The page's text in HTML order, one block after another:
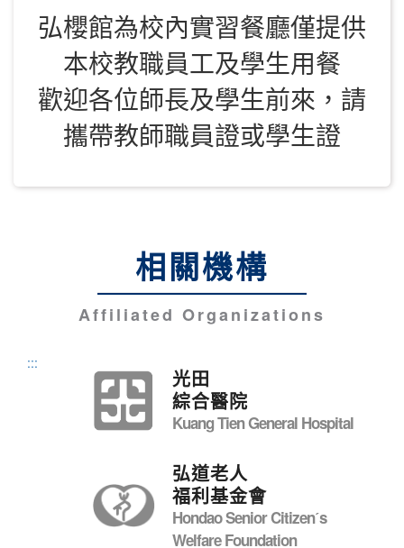
弘櫻館為校內實習餐廳僅提供
本校教職員工及學生用餐
歡迎各位師長及學生前來，請
攜帶教師職員證或學生證
相關機構
Affiliated Organizations
:::
光田
綜合醫院
Kuang Tien General Hospital
弘道老人
福利基金會
Hondao Senior Citizenˊs
Welfare Foundation